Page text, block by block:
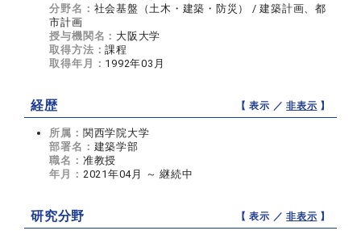
分野名： 社会基盤（土木・建築・防災） / 建築計画、都
市計画
授与機関名： 大阪大学
取得方法：課程
取得年月： 1992年03月
経歴 【 表示 ／非表示 】
所属： 関西学院大学
部署名： 建築学部
職名： 准教授
年月： 2021年04月 ～ 継続中
研究分野 【 表示 ／非表示 】